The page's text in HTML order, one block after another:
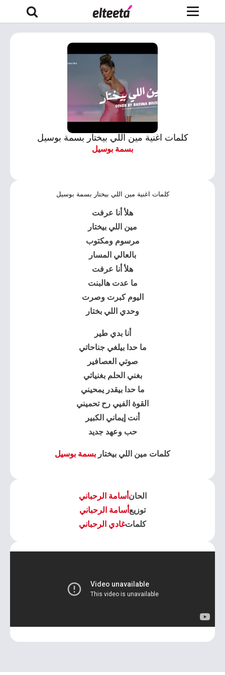
كلمات اغنية مين اللي بيختار بسمة بوسيل
بسمة بوسيل
كلمات اغنية مين اللي بيختار بسمة بوسيل
هلأ أنا عرفت
مين اللي بيختار
مرسوم ومكتوب
بالعالي المسار
هلأ أنا عرفت
ما عدت هالبنت
اليوم كبرت وصرت
وحدي اللي بختار
أنا بدي طير
ما حدا بيلغي جناحاتي
صوتي العصافير
بغني الحلم بغنياتي
ما حدا بيقدر يمحيني
القوة الفيي رح تحميني
أنت إيماني الكبير
حب وعهد جديد
كلمات مين اللي بيختار بسمة بوسيل
الحان أسامة الرحباني
توزيع أسامة الرحباني
كلماتغادي الرحباني